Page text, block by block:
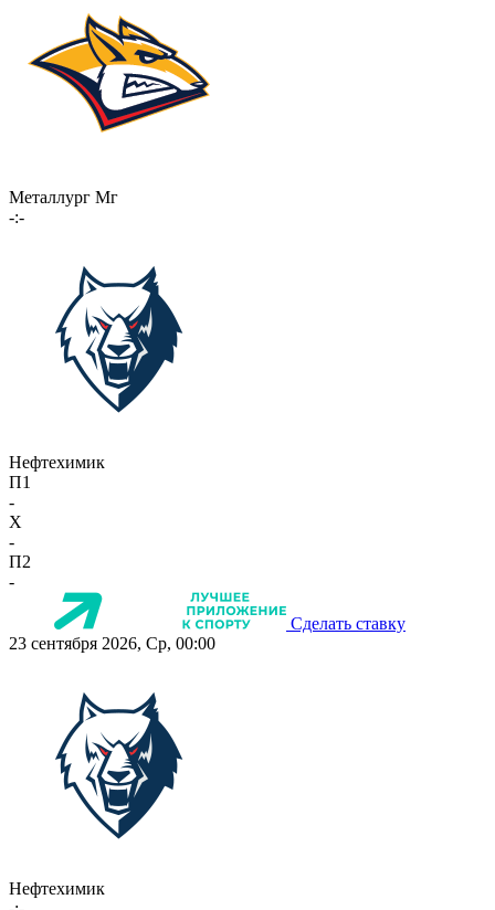
Металлург Мг
-:-
Нефтехимик
П1
-
X
-
П2
-
Сделать ставку
23 сентября 2026, Ср, 00:00
Нефтехимик